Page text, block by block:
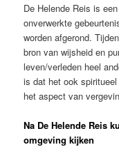
De Helende Reis is
onverwerkte
worden afgerond.
bron van wijsheid en
leven/verleden heel
is dat het ook
het aspect van
Na De Helende Reis
omgeving kijken